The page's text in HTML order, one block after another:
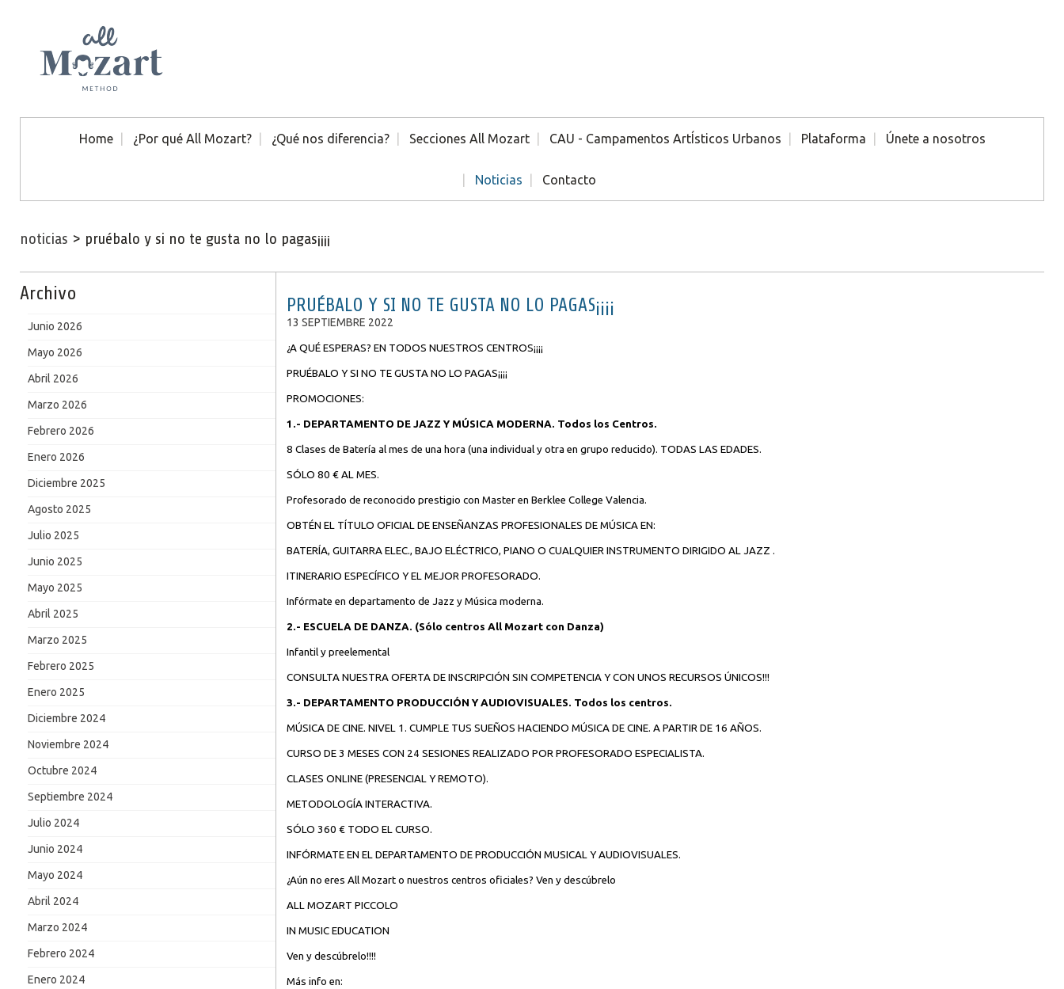
Home ¿Por qué All Mozart? ¿Qué nos diferencia? Secciones All Mozart CAU - Campamentos ArtÍsticos Urbanos Plataforma Únete a nosotros
Noticias Contacto
noticias > pruébalo y si no te gusta no lo pagas¡¡¡¡
Archivo
Junio 2026
Mayo 2026
Abril 2026
Marzo 2026
Febrero 2026
Enero 2026
Diciembre 2025
Agosto 2025
Julio 2025
Junio 2025
Mayo 2025
Abril 2025
Marzo 2025
Febrero 2025
Enero 2025
Diciembre 2024
Noviembre 2024
Octubre 2024
Septiembre 2024
Julio 2024
Junio 2024
Mayo 2024
Abril 2024
Marzo 2024
Febrero 2024
Enero 2024
PRUÉBALO Y SI NO TE GUSTA NO LO PAGAS¡¡¡¡
13 SEPTIEMBRE 2022
¿A QUÉ ESPERAS? EN TODOS NUESTROS CENTROS¡¡¡¡
PRUÉBALO Y SI NO TE GUSTA NO LO PAGAS¡¡¡¡
PROMOCIONES:
1.- DEPARTAMENTO DE JAZZ Y MÚSICA MODERNA. Todos los Centros.
8 Clases de Batería al mes de una hora (una individual y otra en grupo reducido). TODAS LAS EDADES.
SÓLO 80 € AL MES.
Profesorado de reconocido prestigio con Master en Berklee College Valencia.
OBTÉN EL TÍTULO OFICIAL DE ENSEÑANZAS PROFESIONALES DE MÚSICA EN:
BATERÍA, GUITARRA ELEC., BAJO ELÉCTRICO, PIANO O CUALQUIER INSTRUMENTO DIRIGIDO AL JAZZ .
ITINERARIO ESPECÍFICO Y EL MEJOR PROFESORADO.
Infórmate en departamento de Jazz y Música moderna.
2.- ESCUELA DE DANZA. (Sólo centros All Mozart con Danza)
Infantil y preelemental
CONSULTA NUESTRA OFERTA DE INSCRIPCIÓN SIN COMPETENCIA Y CON UNOS RECURSOS ÚNICOS!!!
3.- DEPARTAMENTO PRODUCCIÓN Y AUDIOVISUALES. Todos los centros.
MÚSICA DE CINE. NIVEL 1. CUMPLE TUS SUEÑOS HACIENDO MÚSICA DE CINE. A PARTIR DE 16 AÑOS.
CURSO DE 3 MESES CON 24 SESIONES REALIZADO POR PROFESORADO ESPECIALISTA.
CLASES ONLINE (PRESENCIAL Y REMOTO).
METODOLOGÍA INTERACTIVA.
SÓLO 360 € TODO EL CURSO.
INFÓRMATE EN EL DEPARTAMENTO DE PRODUCCIÓN MUSICAL Y AUDIOVISUALES.
¿Aún no eres All Mozart o nuestros centros oficiales? Ven y descúbrelo
ALL MOZART PICCOLO
IN MUSIC EDUCATION
Ven y descúbrelo!!!!
Más info en: